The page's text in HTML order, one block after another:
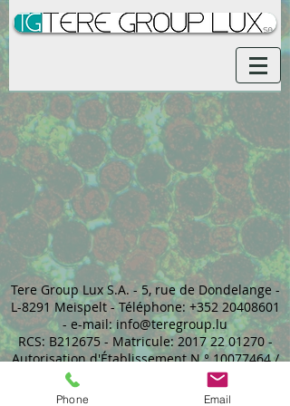
Tere Group Lux S.A. - 5, rue de Dondelange -
L-8291 Meispelt - Téléphone: +352 20408601
- e-mail:info@teregroup.lu
RCS: B212675 - Matricule:2017 22 01270-
Autorisation d'Établissement N.°10077464/
Phone Email